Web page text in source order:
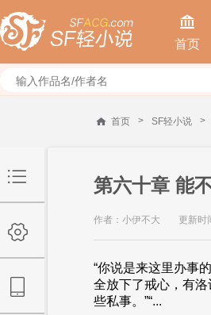

首页
首页 > SF轻小说 >
第六十章 能
作者：小伊不大 更新时
“你说是来这里办事
全放下了戒心，有
些私事。”“...